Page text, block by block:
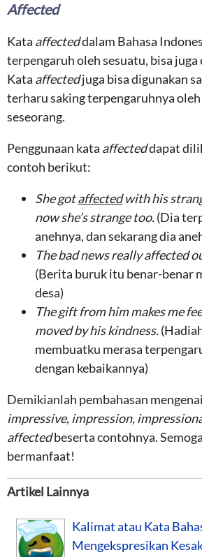
Affected
Kata affecteddalam Bahasa
terpengaruh oleh sesuatu, bisa juga
Kata affectedjuga bisa digunakan
terharu saking terpengaruhnya
seseorang.
Penggunaan kata affecteddapat
contoh berikut:
She gotaffectedwith his
now she’s strange too.(Dia
anehnya, dan sekarang dia
The bad news really affected
(Berita buruk itu benar-benar
desa)
The gift from him makes me
moved by his kindness.
membuatku merasa
dengan kebaikannya)
Demikianlah pembahasan
impressive, impression,
affectedbeserta contohnya.
bermanfaat!
Artikel Lainnya
Kalimat atau Kata
Mengekspresikan